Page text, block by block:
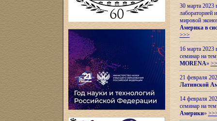
30 марта 2023
лабораторией
мировой
Америка в
>>>
16 марта 2023
семинар на
MORENA»
21 февраля
Латинской
14 февраля
семинар на
Америки»